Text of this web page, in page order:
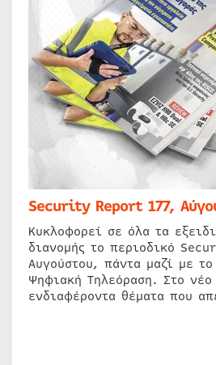
Security Report 177,
Κυκλοφορεί σε όλα τα
διανομής το περιοδικό
Αυγούστου, πάντα μαζί με το
Ψηφιακή Τηλεόραση. Στο
ενδιαφέροντα θέματα που